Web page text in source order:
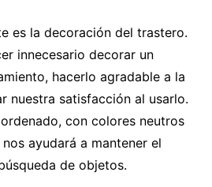
es la decoración del trastero.
innecesario decorar un
hacerlo agradable a la
nuestra satisfacción al usarlo.
con colores neutros
ayudará a mantener el
de objetos.